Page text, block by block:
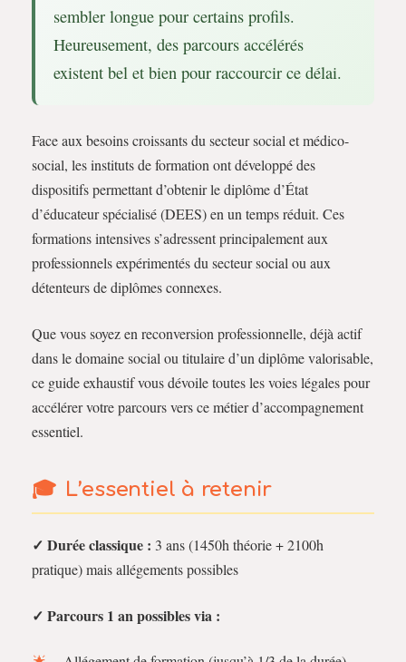
sembler longue pour certains profils.
Heureusement, des parcours accélérés
existent bel et bien pour raccourcir ce délai.
Face aux besoins croissants du secteur social et médico-
social, les instituts de formation ont développé des
dispositifs permettant d’obtenir le diplôme d’État
d’éducateur spécialisé (DEES) en un temps réduit. Ces
formations intensives s’adressent principalement aux
professionnels expérimentés du secteur social ou aux
détenteurs de diplômes connexes.
Que vous soyez en reconversion professionnelle, déjà actif
dans le domaine social ou titulaire d’un diplôme valorisable,
ce guide exhaustif vous dévoile toutes les voies légales pour
accélérer votre parcours vers ce métier d’accompagnement
essentiel.
L’essentiel à retenir
✓ Durée classique : 3 ans (1450h théorie + 2100h
pratique) mais allégements possibles
✓ Parcours 1 an possibles via :